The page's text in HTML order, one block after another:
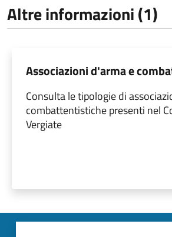
Altre informazioni (1)
Associazioni d'arma e
Consulta le tipologie di
combattentistiche presenti nel
Vergiate